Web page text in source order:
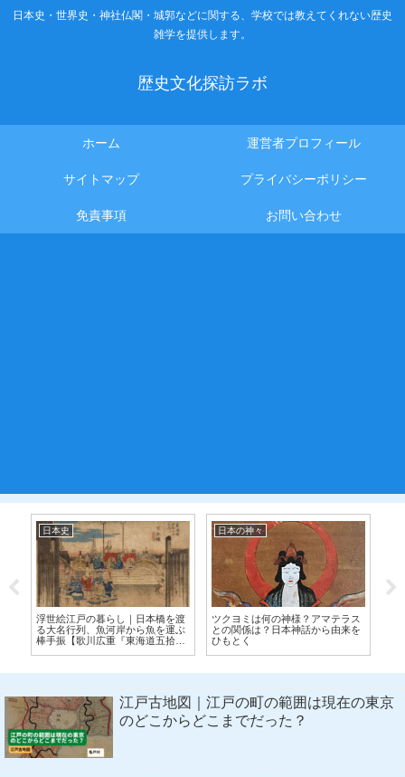
日本史・世界史・神社仏閣・城郭などに関する、学校では教えてくれない歴史
雑学を提供します。
歴史文化探訪ラボ
ホーム 運営者プロフィール
サイトマップ プライバシーポリシー
免責事項 お問い合わせ
日本史
浮世絵江戸の暮らし｜日本橋を渡
る大名行列、魚河岸から魚を運ぶ
棒手振【歌川広重『東海道五拾三
日本の神々
ツクヨミは何の神様？アマテラス
との関係は？日本神話から由来を
ひもとく
江戸古地図｜江戸の町の範囲は現在の東京
のどこからどこまでだった？